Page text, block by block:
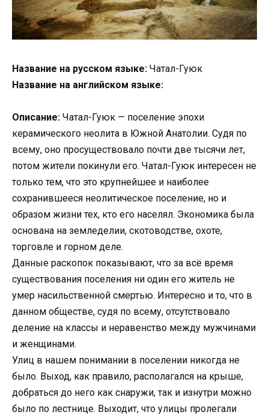
Название на русском языке: Чатал-Гуюк
Название на английском языке:
Описание: Чатал-Гуюк — поселение эпохи
керамического неолита в Южной Анатолии. Судя по
всему, оно просуществовало почти две тысячи лет,
потом жители покинули его. Чатал-Гуюк интересен не
только тем, что это крупнейшее и наиболее
сохранившееся неолитическое поселение, но и
образом жизни тех, кто его населял. Экономика была
основана на земледелии, скотоводстве, охоте,
торговле и горном деле.
Данные раскопок показывают, что за всё время
существования поселения ни один его житель не
умер насильственной смертью. Интересно и то, что в
данном обществе, судя по всему, отсутствовало
деление на классы и неравенство между мужчинами
и женщинами.
Улиц в нашем понимании в поселении никогда не
было. Выход, как правило, располагался на крыше,
добраться до него как снаружи, так и изнутри можно
было по лестнице. Выходит, что улицы пролегали